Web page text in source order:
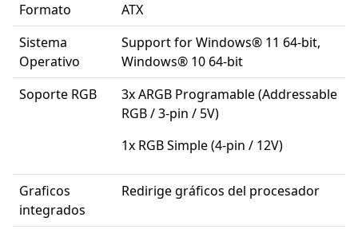
Formato
ATX
Sistema
Operativo
Support for Windows® 11 64-bit,
Windows® 10 64-bit
Soporte RGB
3x ARGB Programable (Addressable
RGB / 3-pin / 5V)
1x RGB Simple (4-pin / 12V)
Graficos
integrados
Redirige gráficos del procesador